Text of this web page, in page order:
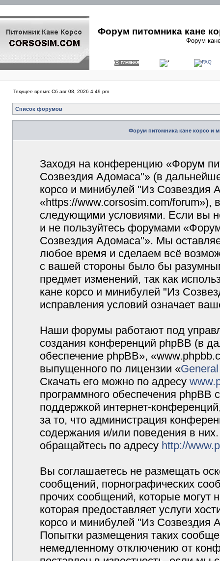
Форум питомника кане
Форум
Текущее время: Сб авг 08, 2026 4:49 pm
Список форумов
Форум питомника кане корсо и
Заходя на конференцию «Форум
Созвездия Адомаса"» (в
корсо и минибулей "Из Созвездия
«https://www.corsosim.com/forum»),
следующими условиями. Если вы
и не пользуйтесь форумами
Созвездия Адомаса"». Мы
любое время и сделаем всё
с вашей стороны было бы
предмет изменений, так как
кане корсо и минибулей "Из
исправления условий означает
Наши форумы работают под
создания конференций phpBB (в
обеспечение phpBB»,
выпущенного по лицензии «
Скачать его можно по адресу
программного обеспечения phpBB
поддержкой интернет-
за то, что администрация
содержания и/или поведения в
обращайтесь по адресу http://
Вы соглашаетесь не размещать
сообщений, порнографических
прочих сообщений, которые могут
которая предоставляет услуги
корсо и минибулей "Из Созвездия
Попытки размещения таких
немедленному отключению от